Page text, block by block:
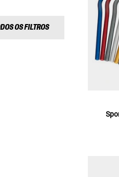
OS FILTROS